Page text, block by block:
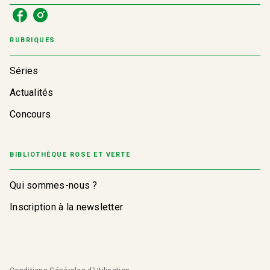
RUBRIQUES
Séries
Actualités
Concours
BIBLIOTHÈQUE ROSE ET VERTE
Qui sommes-nous ?
Inscription à la newsletter